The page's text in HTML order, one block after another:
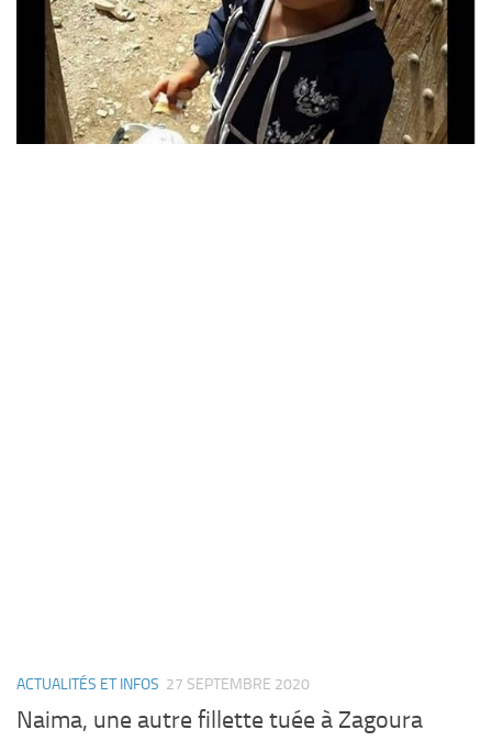
ACTUALITÉS ET INFOS 27 SEPTEMBRE 2020
Naima, une autre fillette tuée à Zagoura